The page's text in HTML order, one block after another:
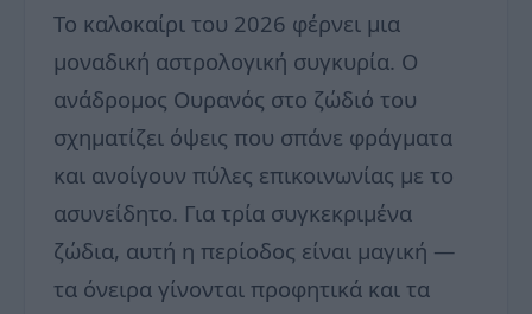
Το καλοκαίρι του 2026 φέρνει μια
μοναδική αστρολογική συγκυρία. Ο
ανάδρομος Ουρανός στο ζώδιό του
σχηματίζει όψεις που σπάνε φράγματα
και ανοίγουν πύλες επικοινωνίας με το
ασυνείδητο. Για τρία συγκεκριμένα
ζώδια, αυτή η περίοδος είναι μαγική —
τα όνειρα γίνονται προφητικά και τα